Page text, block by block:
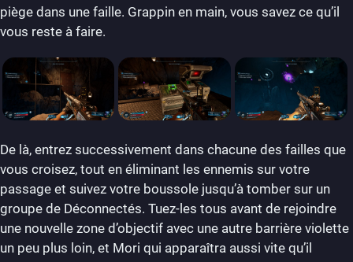
piège dans une faille. Grappin en main, vous savez ce qu’il
vous reste à faire.
De là, entrez successivement dans chacune des failles que
vous croisez, tout en éliminant les ennemis sur votre
passage et suivez votre boussole jusqu’à tomber sur un
groupe de Déconnectés. Tuez-les tous avant de rejoindre
une nouvelle zone d’objectif avec une autre barrière violette
un peu plus loin, et Mori qui apparaîtra aussi vite qu’il